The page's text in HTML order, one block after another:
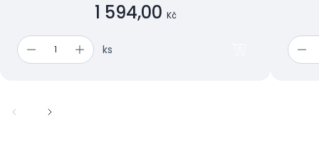
1 594,00 Kč
ks